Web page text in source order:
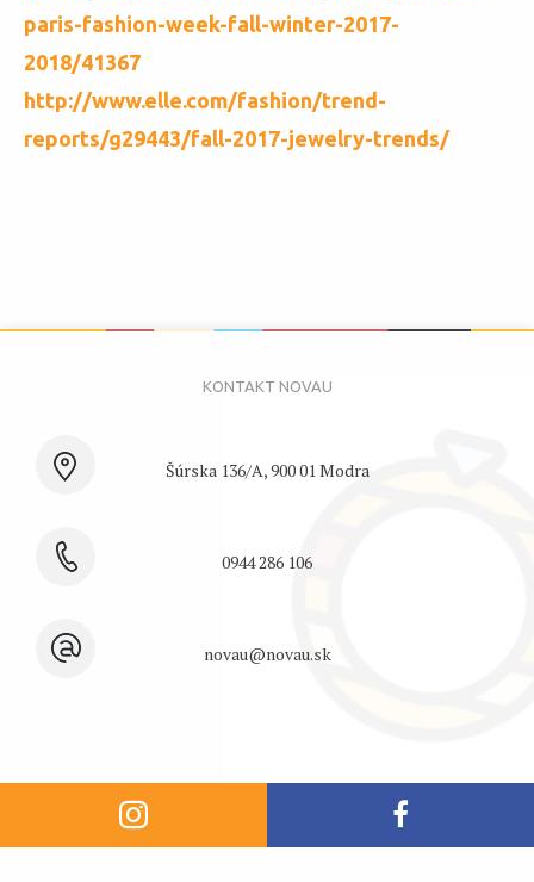
paris-fashion-week-fall-winter-2017-
2018/41367
http://www.elle.com/fashion/trend-
reports/g29443/fall-2017-jewelry-trends/
Šúrska 136/A, 900 01 Modra
0944 286 106
novau@novau.sk